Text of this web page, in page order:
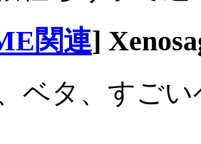
関連]
ベタ、すご